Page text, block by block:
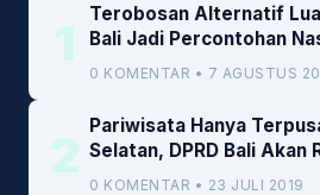
1
Terobosan Alternatif
Bali Jadi Percontohan
Daerah
0 KOMENTAR • 7 AGUSTUS
2
Pariwisata Hanya
Selatan, DPRD Bali Akan
0 KOMENTAR • 23 JULI 2019